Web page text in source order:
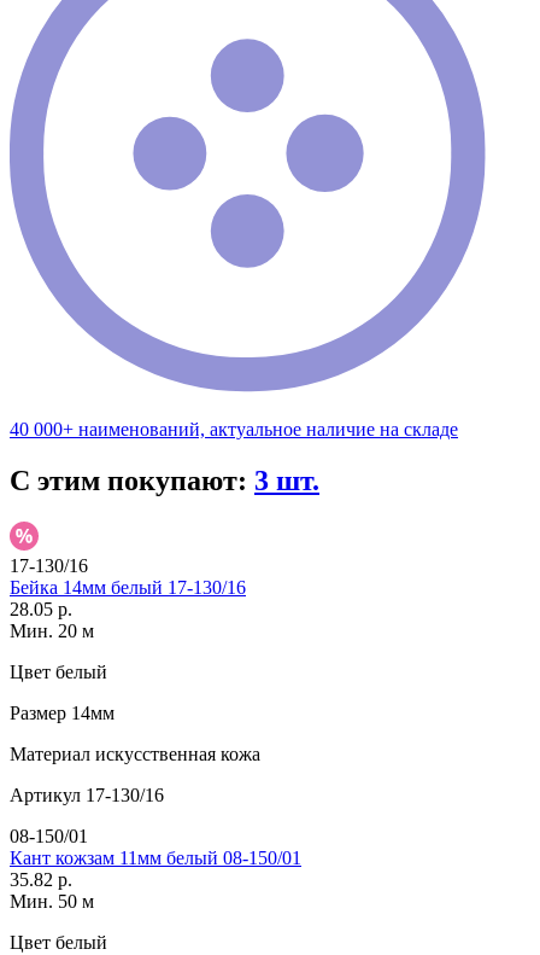
40 000+ наименований, актуальное наличие на складе
С этим покупают: 3 шт.
17-130/16
Бейка 14мм белый 17-130/16
28.05 р.
Мин. 20 м
Цвет белый
Размер 14мм
Материал искусственная кожа
Артикул 17-130/16
08-150/01
Кант кожзам 11мм белый 08-150/01
35.82 р.
Мин. 50 м
Цвет белый